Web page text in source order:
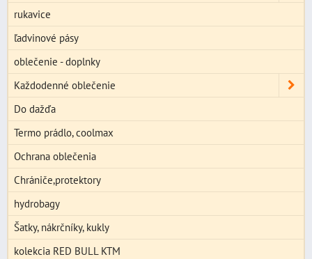
rukavice
ľadvinové pásy
oblečenie - doplnky
Každodenné oblečenie
Do dažďa
Termo prádlo, coolmax
Ochrana oblečenia
Chrániče,protektory
hydrobagy
Šatky, nákrčníky, kukly
kolekcia RED BULL KTM